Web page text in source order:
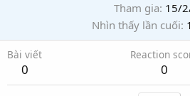
Tham gia 15/
Nhìn thấy lần cuối
Bài viết
0
Reaction
0